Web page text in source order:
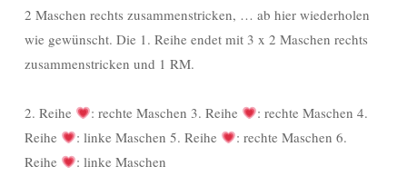
2 Maschen rechts zusammenstricken, … ab hier wiederholen
wie gewünscht. Die 1. Reihe endet mit 3 x 2 Maschen rechts
zusammenstricken und 1 RM.
2. Reihe : rechte Maschen 3. Reihe
: rechte Maschen 4.
Reihe
: linke Maschen 5. Reihe
: rechte Maschen 6.
Reihe
: linke Maschen